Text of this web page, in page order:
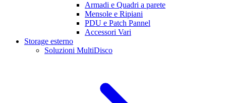
Armadi e Quadri a parete
Mensole e Ripiani
PDU e Patch Pannel
Accessori Vari
Storage esterno
Soluzioni MultiDisco